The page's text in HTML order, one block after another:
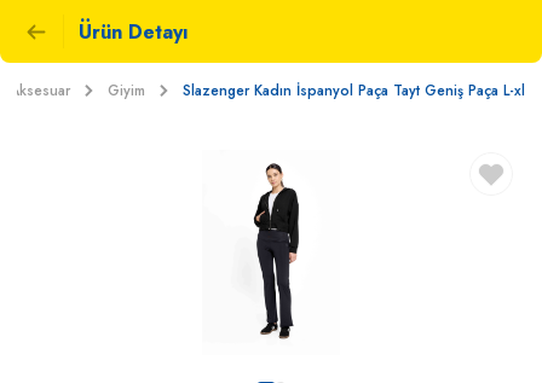
Ürün Detayı
Aksesuar Giyim Slazenger Kadın İspanyol Paça Tayt Geniş Paça L-xl